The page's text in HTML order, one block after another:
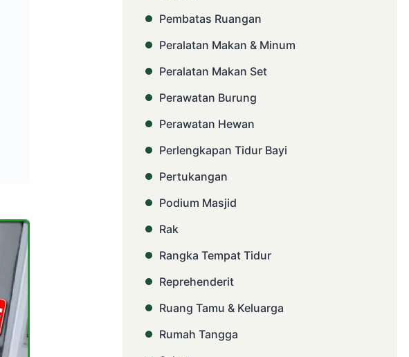
Pembatas Ruangan
Peralatan Makan & Minum
Peralatan Makan Set
Perawatan Burung
Perawatan Hewan
Perlengkapan Tidur Bayi
Pertukangan
Podium Masjid
Rak
Rangka Tempat Tidur
Reprehenderit
Ruang Tamu & Keluarga
Rumah Tangga